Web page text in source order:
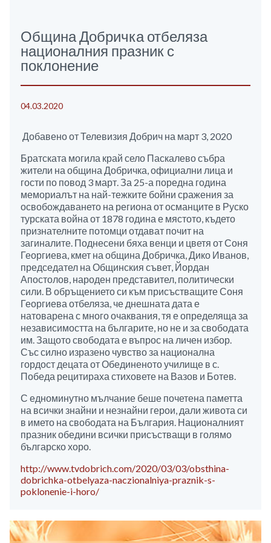
Община Добричка отбеляза
националния празник с
поклонение
04.03.2020
Добавено от Телевизия Добрич на март 3, 2020
Братската могила край село Паскалево събра
жители на община Добричка, официални лица и
гости по повод 3 март. За 25-а поредна година
мемориалът на най-тежките бойни сражения за
освобождаването на региона от османците в Руско
турската война от 1878 година е мястото, където
признателните потомци отдават почит на
загиналите. Поднесени бяха венци и цветя от Соня
Георгиева, кмет на община Добричка, Дико Иванов,
председател на Общинския съвет, Йордан
Апостолов, народен представител, политически
сили. В обръщението си към присъстващите Соня
Георгиева отбеляза, че днешната дата е
натоварена с много очаквания, тя е определяща за
независимостта на българите, но не и за свободата
им. Защото свободата е въпрос на личен избор.
Със силно изразено чувство за национална
гордост децата от Обединеното училище в с.
Победа рецитираха стиховете на Вазов и Ботев.
С едноминутно мълчание беше почетена паметта
на всички знайни и незнайни герои, дали живота си
в името на свободата на България. Националният
празник обедини всички присъстващи в голямо
българско хоро.
http://www.tvdobrich.com/2020/03/03/obsthina-
dobrichka-otbelyaza-naczionalniya-praznik-s-
poklonenie-i-horo/